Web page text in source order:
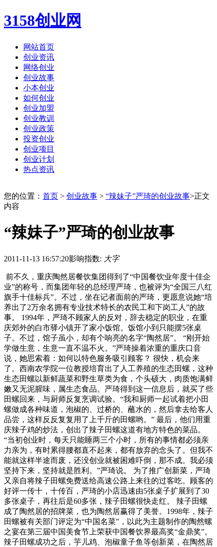
3158创业网
网站首页
创业资讯
网络创业
创业故事
小本创业
如何创业
创业加盟
创业教训
创业政策
投资创业
创业项目
创业计划
热点资讯
您的位置： 首页 > 创业故事 > “辣妹子”严琦的创业故事>正文
内容
“辣妹子”严琦的创业故事
2011-11-13 16:57:20影响指数: 大字
前不久，重庆陶然居餐饮集团得到了“中国餐饮业年度十佳企
业”的称号，而集团年轻的总经理严琦，也被评为“全国三八红
旗手十佳标兵”。不过，坐在记者面前的严琦，更愿意说她“培
养出了2万余名拥有专业技术特长的农民工和下岗工人”的故
事。 1994年，严琦不顾家人的反对，辞去稳定的职业，在重
庆郊外的白市驿小镇开了家小饭馆。饭馆小到只能摆5张桌
子。不过，馆子虽小，却有个响亮的名字“陶然居”。 “刚开始
学做生意，生意一直不温不火。”严琦操着浓重的重庆口音
说，她思索着：如何以特色服务吸引顾客？ 很快，机会来
了。西南农学院一位教授培育出了人工养殖的生态田螺，这种
生态田螺以新鲜蔬菜和野生草类为食，个头硕大，肉质饱满鲜
嫩又无泥腥味，属生态食品。严琦得到这一信息后，就买了些
田螺回来，与厨师反复烹调试验。“我和厨师一起试着把小田
螺做成各种味道，泡椒的、过桥的、蘸水的，然后拿去给客人
品尝，这样反反复复用了上千斤的田螺哟。” 最后，他们用重
庆辣子鸡的炒法，创出了辣子田螺这道有地方特色的菜品。
“当初创业时，每天只能睡两三个小时，所有的事情都必须亲
力亲为，有时累得腰都直不起来，都有放弃的念头了。但我不
能就这样半途而废，还没创业就被困难吓倒，那不成。我必须
坚持下来，坚持就是胜利。”严琦说。 为了推广创新菜，严琦
又亲自将辣子田螺免费送给高速公路上来往的过客吃。顾客的
好评一传十，十传百，严琦的小店迅速由5张桌子扩展到了30
多张桌子，再往后是60多张，辣子田螺很快走红。 辣子田螺
成了陶然居的招牌菜，也为陶然居赢得了美誉。1998年，辣子
田螺被有关部门评定为“中国名菜”，以此为主题制作的陶然螺
之宴在第三届中国美食节上荣获中国餐饮界最高奖“金鼎奖”。
辣子田螺成功之后，芋儿鸡、泡椒童子鱼等创新菜，在陶然居